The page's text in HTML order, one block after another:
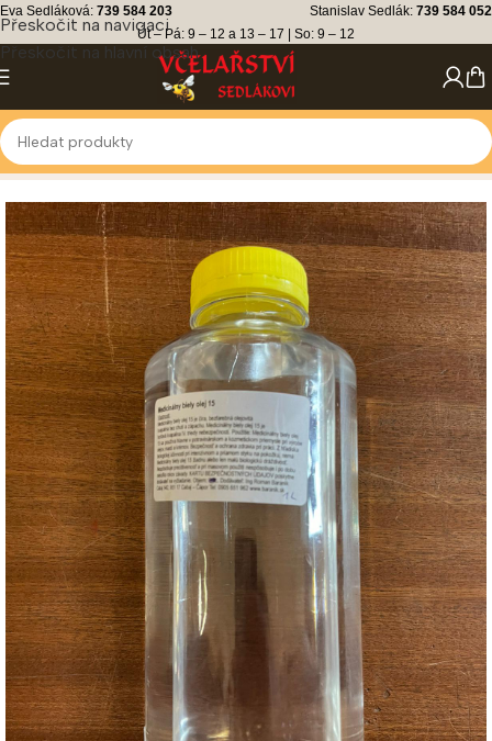
Přeskočit na navigaci
Přeskočit na hlavní obsah
Eva Sedláková: 739 584 203 Stanislav Sedlák: 739 584 052
Út – Pá: 9 – 12 a 13 – 17 | So: 9 – 12